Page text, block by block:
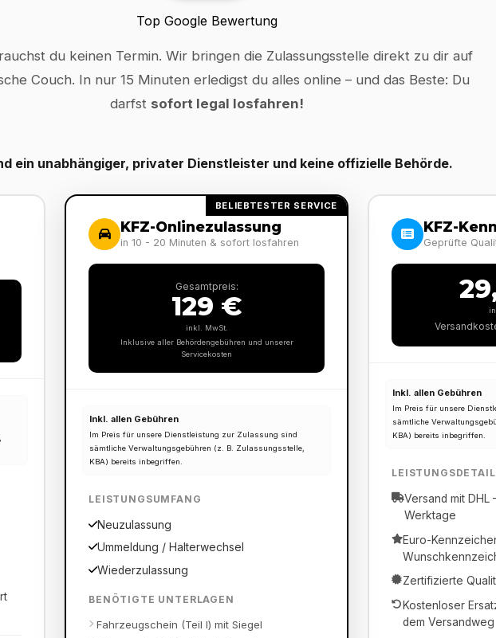
Top Google Bewertung
du keinen Termin. Wir bringen die Zulassungsstelle direkt zu dir auf
Couch. In nur 15 Minuten erledigst du alles online – und das Beste: Du
darfst sofort legal losfahren!
ein unabhängiger, privater Dienstleister und keine offizielle Behörde.
BELIEBTESTER SERVICE
KFZ-Onlinezulassung
in 10 - 20 Minuten & sofort losfahren
Gesamtpreis:
129 €
inkl. MwSt.
Inklusive aller Behördengebühren und unserer
Servicekosten
Inkl. allen Gebühren
Im Preis für unsere Dienstleistung zur Zulassung sind
sämtliche Verwaltungsgebühren (z. B. Zulassungsstelle,
KBA) bereits inbegriffen.
LEISTUNGSUMFANG
Neuzulassung
Ummeldung / Halterwechsel
Wiederzulassung
BENÖTIGTE UNTERLAGEN
Fahrzeugschein (Teil I) mit Siegel
KFZ-
Geprüfte
Inkl. allen Gebühren
Im Preis für unsere
sämtliche
KBA) bereits inbegriffen.
Versand mit
Werktage
Euro-
Zertifizierte
Kostenloser
dem Versandweg